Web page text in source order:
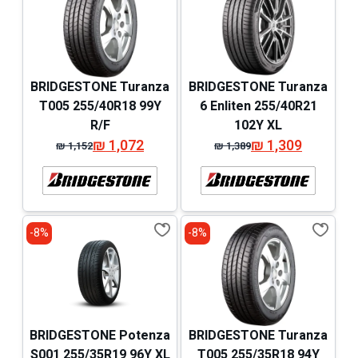
BRIDGESTONE Turanza
6 Enliten 255/40R21
102Y XL
₪1,389
המחיר
המקורי
היה:
₪ 1,389.
₪1,309
המחיר
הנוכחי
הוא:
₪ 1,309.
BRIDGESTONE Turanza
T005 255/40R18 99Y
R/F
₪1,152
המחיר
המקורי
היה:
₪ 1,152.
₪1,072
המחיר
הנוכחי
הוא:
₪ 1,072.
8%-
BRIDGESTONE Turanza
8%-
BRIDGESTONE Potenza